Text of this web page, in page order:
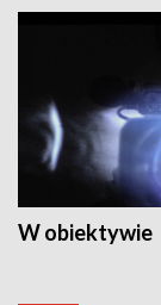
W obiektywie